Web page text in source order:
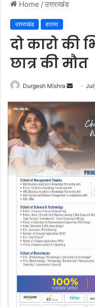
Home /उत्तराखंड
उत्तराखंड हादसा
दो कारो की
छात्र की मौत
Durgesh Mishra
Send
email